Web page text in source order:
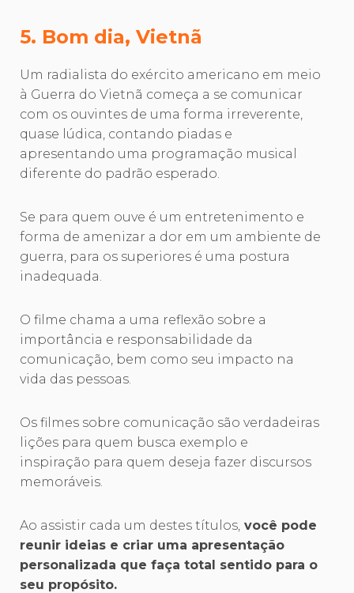
5. Bom dia, Vietnã
Um radialista do exército americano em meio
à Guerra do Vietnã começa a se comunicar
com os ouvintes de uma forma irreverente,
quase lúdica, contando piadas e
apresentando uma programação musical
diferente do padrão esperado.
Se para quem ouve é um entretenimento e
forma de amenizar a dor em um ambiente de
guerra, para os superiores é uma postura
inadequada.
O filme chama a uma reflexão sobre a
importância e responsabilidade da
comunicação, bem como seu impacto na
vida das pessoas.
Os filmes sobre comunicação são verdadeiras
lições para quem busca exemplo e
inspiração para quem deseja fazer discursos
memoráveis.
Ao assistir cada um destes títulos, você pode
reunir ideias e criar uma apresentação
personalizada que faça total sentido para o
seu propósito.